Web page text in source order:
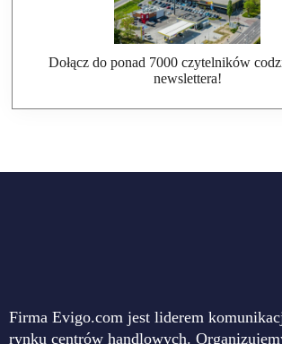
Dołącz do ponad 7000 czytelników
newslettera!
Firma Evigo.com jest liderem
rynku centrów handlowych.